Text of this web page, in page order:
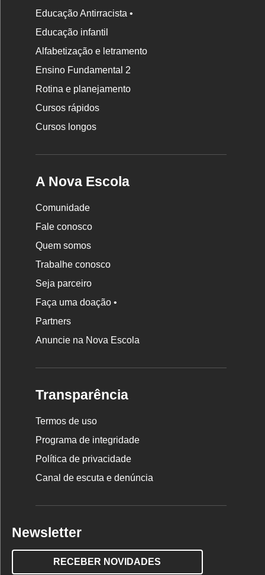
Educação Antirracista •
Educação infantil
Alfabetização e letramento
Ensino Fundamental 2
Rotina e planejamento
Cursos rápidos
Cursos longos
A Nova Escola
Comunidade
Fale conosco
Quem somos
Trabalhe conosco
Seja parceiro
Faça uma doação •
Partners
Anuncie na Nova Escola
Transparência
Termos de uso
Programa de integridade
Política de privacidade
Canal de escuta e denúncia
Newsletter
RECEBER NOVIDADES